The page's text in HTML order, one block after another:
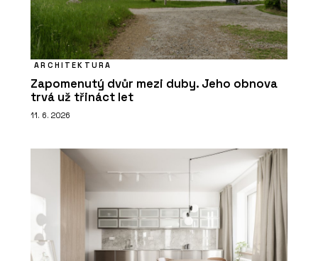
ARCHITEKTURA
Zapomenutý dvůr mezi duby. Jeho obnova
trvá už třináct let
11. 6. 2026